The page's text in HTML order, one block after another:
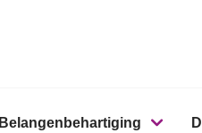
Belangenbehartiging